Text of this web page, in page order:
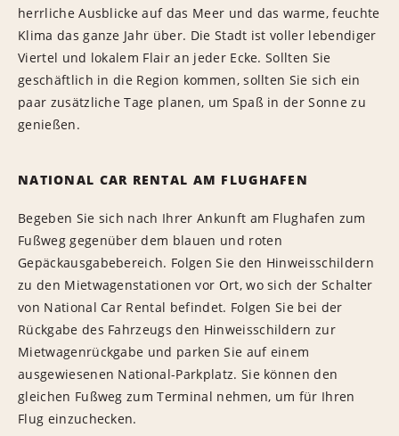
herrliche Ausblicke auf das Meer und das warme, feuchte
Klima das ganze Jahr über. Die Stadt ist voller lebendiger
Viertel und lokalem Flair an jeder Ecke. Sollten Sie
geschäftlich in die Region kommen, sollten Sie sich ein
paar zusätzliche Tage planen, um Spaß in der Sonne zu
genießen.
NATIONAL CAR RENTAL AM FLUGHAFEN
Begeben Sie sich nach Ihrer Ankunft am Flughafen zum
Fußweg gegenüber dem blauen und roten
Gepäckausgabebereich. Folgen Sie den Hinweisschildern
zu den Mietwagenstationen vor Ort, wo sich der Schalter
von National Car Rental befindet. Folgen Sie bei der
Rückgabe des Fahrzeugs den Hinweisschildern zur
Mietwagenrückgabe und parken Sie auf einem
ausgewiesenen National-Parkplatz. Sie können den
gleichen Fußweg zum Terminal nehmen, um für Ihren
Flug einzuchecken.